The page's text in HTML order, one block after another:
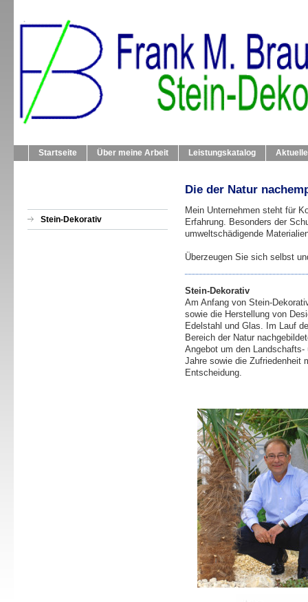
Startseite Über meine Arbeit Leistungskatalog
Stein-Dekorativ
Die der Natur
Mein Unternehmen steht für
Erfahrung. Besonders der
umweltschädigende
Überzeugen Sie sich selbst
Stein-Dekorativ
Am Anfang von Stein-
sowie die Herstellung von
Edelstahl und Glas. Im Lauf
Bereich der Natur
Angebot um den
Jahre sowie die Zufriedenheit
Entscheidung.